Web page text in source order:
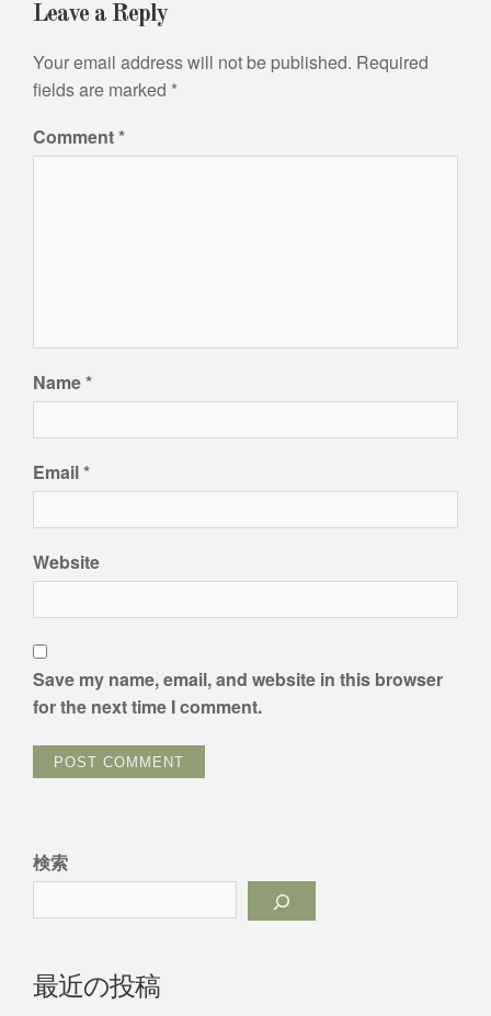
Leave a Reply
Your email address will not be published. Required
fields are marked *
Comment*
Name*
Email*
Website
Save my name, email, and website in this browser
for the next time I comment.
検索
最近の投稿